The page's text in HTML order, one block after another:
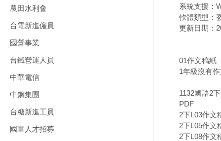
農田水利會
台電新進僱員
國營事業
台鐵營運人員
中華電信
中鋼集團
台糖新進工員
國軍人才招募
系統支援：
軟體類型：
更新日期：
01作文稿紙
1年級沒有
1132國語2
PDF
2下L03作文
2下L05作文
2下L08作文